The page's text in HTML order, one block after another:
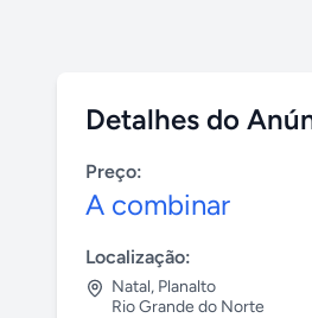
Detalhes do
Preço:
A combinar
Localização:
Natal, Planalto
Rio Grande do Norte